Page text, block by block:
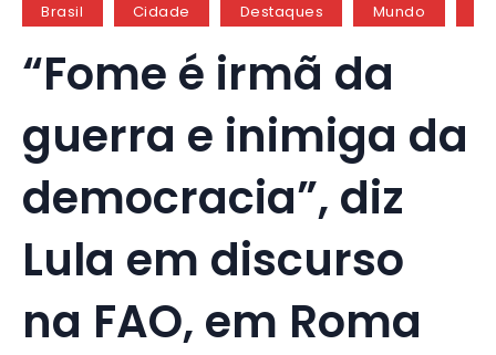
Brasil Cidade Destaques Mundo
“Fome é irmã da
guerra e inimiga da
democracia”, diz
Lula em discurso
na FAO, em Roma